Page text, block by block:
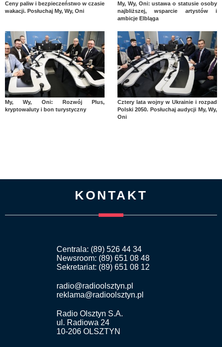
Ceny paliw i bezpieczeństwo w czasie
wakacji. Posłuchaj My, Wy, Oni
My, Wy, Oni: ustawa o statusie osoby
najbliższej, wsparcie artystów i
ambicje Elbląga
My, Wy, Oni: Rozwój Plus,
kryptowaluty i bon turystyczny
Cztery lata wojny w Ukrainie i rozpad
Polski 2050. Posłuchaj audycji My, Wy,
Oni
KONTAKT
Centrala: (89) 526 44 34
Newsroom: (89) 651 08 48
Sekretariat: (89) 651 08 12
radio@radioolsztyn.pl
reklama@radioolsztyn.pl
Radio Olsztyn S.A.
ul. Radiowa 24
10-206 OLSZTYN